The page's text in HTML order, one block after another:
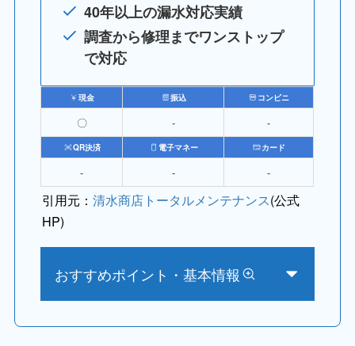
40年以上の漏水対応実績
調査から修理までワンストップ
で対応
現金 振込 コンビニ
〇 ‐ ‐
QR決済 電子マネー カード
‐ ‐ ‐
引用元：清水商店トータルメンテナンス(公式
HP)
おすすめポイント・基本情報